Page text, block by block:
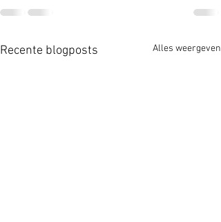
Recente blogposts Alles weergeven